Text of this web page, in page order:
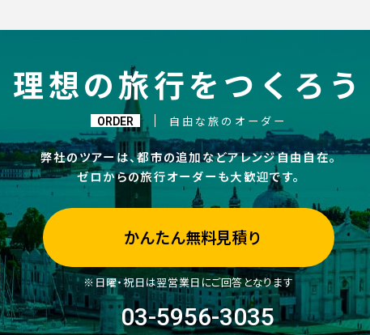
理想の旅行をつくろう
ORDER 自由な旅のオーダー
弊社のツアーは、都市の追加などアレンジ自由自在。
ゼロからの旅行オーダーも大歓迎です。
かんたん無料見積り
※日曜・祝日は翌営業日にご回答となります
03-5956-3035